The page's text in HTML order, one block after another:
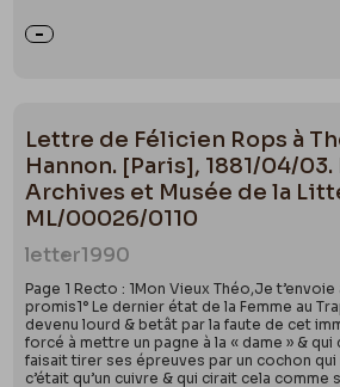
Lettre de Félicien Rops à
Hannon. [Paris], 1881/04/
Archives et Musée de la
ML/00026/0110
letter1990
Page 1 Recto : 1Mon Vieux Théo,Je t’envoie
promis1° Le dernier état de la Femme au
devenu lourd & betât par la faute de cet
forcé à mettre un pagne à la « dame » & qui
faisait tirer ses épreuves par un cochon qui
c’était qu’un cuivre & qui cirait cela comme